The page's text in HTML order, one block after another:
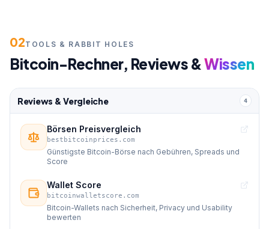
02TOOLS & RABBIT HOLES
Bitcoin-Rechner, Reviews &Wissen
Reviews & Vergleiche 4
Börsen Preisvergleich
bestbitcoinprices.com
Günstigste Bitcoin-Börse nach Gebühren, Spreads und
Score
Wallet Score
bitcoinwalletscore.com
Bitcoin-Wallets nach Sicherheit, Privacy und Usability
bewerten